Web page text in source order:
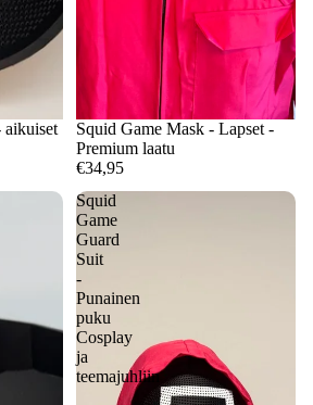
aikuiset
Squid Game Mask - Lapset -
Premium laatu
€34,95
Squid
Game
Guard
Suit
-
Punainen
puku
Cosplay
ja
teemajuhliin